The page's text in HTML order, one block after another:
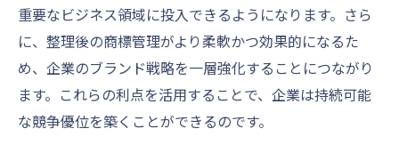
重要なビジネス領域に投入できるようになります。さら
に、整理後の商標管理がより柔軟かつ効果的になるた
め、企業のブランド戦略を一層強化することにつながり
ます。これらの利点を活用することで、企業は持続可能
な競争優位を築くことができるのです。